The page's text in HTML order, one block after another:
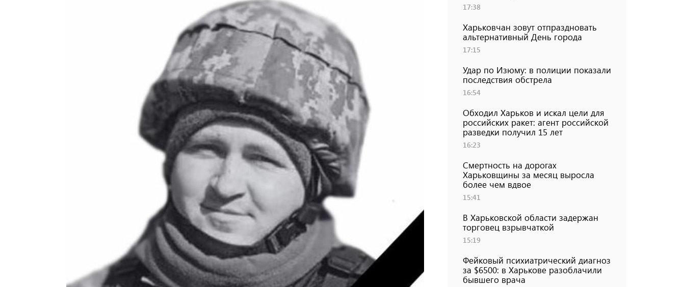
17:38
Харьковчан зовут отпраздновать
альтернативный День города
17:15
Удар по Изюму: в полиции показали
последствия обстрела
16:54
Обходил Харьков и искал цели для
российских ракет: агент российской
разведки получил 15 лет
16:23
Смертность на дорогах
Харьковщины за месяц выросла
более чем вдвое
15:41
В Харьковской области задержан
торговец взрывчаткой
15:19
Фейковый психиатрический диагноз
за $6500: в Харькове разоблачили
бывшего врача